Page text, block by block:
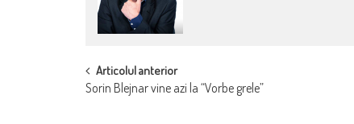
POST
NAVIGATION
Articolul anterior
Sorin Blejnar vine azi la “Vorbe grele”